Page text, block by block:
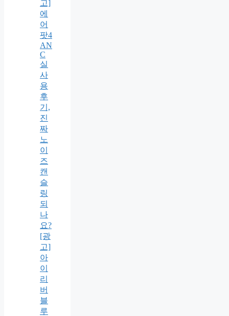
고]
에
어
팟4
AN
C
실
사
용
후
기,
진
짜
노
이
즈
캔
슬
링
되
나
요?
[광
고]
아
이
리
버
블
루